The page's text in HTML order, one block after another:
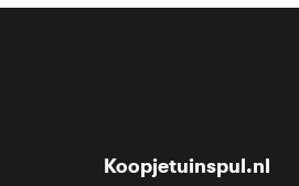
Koopjetuinspul.nl